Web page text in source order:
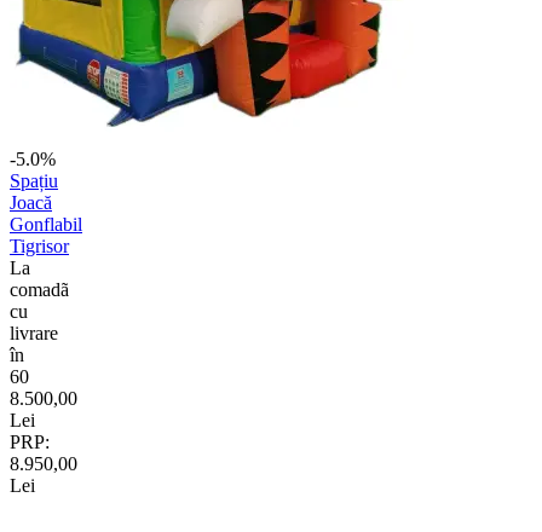
-5.0%
Spațiu
Joacă
Gonflabil
Tigrisor
La
comadã
cu
livrare
în
60
8.500,00
Lei
PRP:
8.950,00
Lei